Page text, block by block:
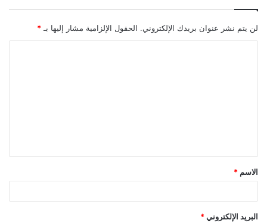
لن يتم نشر عنوان بريدك الإلكتروني. الحقول الإلزامية مشار إليها بـ *
ق
*
الاسم *
البريد الإلكتروني *